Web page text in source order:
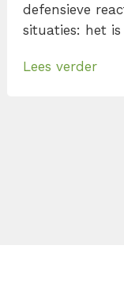
defensieve
situaties: het
DESC-
Lees verder